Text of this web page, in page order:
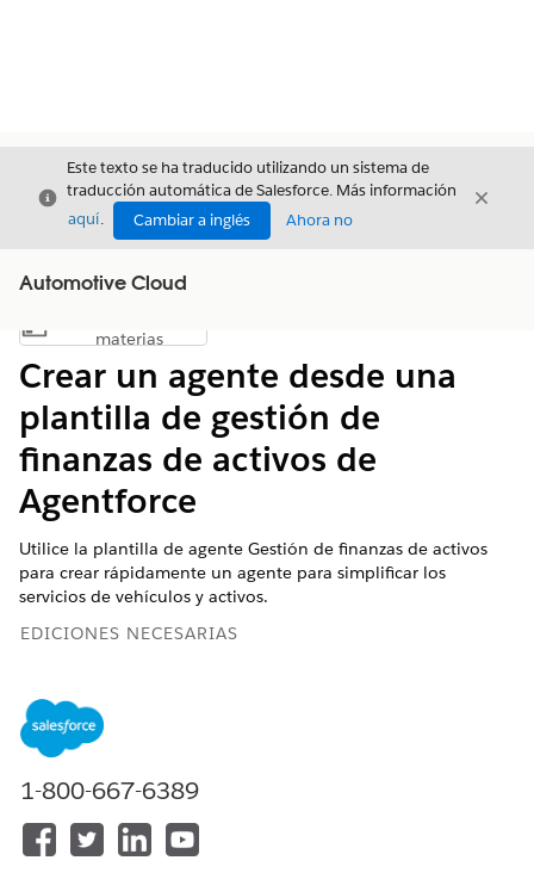
Cerrar
Este texto se ha traducido utilizando un sistema de
traducción automática de Salesforce. Más información
aquí. Cambiar a inglés Ahora no
Cerrar
Automotive Cloud
Mostrar índice de materias
materias
Crear un agente desde una
plantilla de gestión de
finanzas de activos de
Agentforce
Utilice la plantilla de agente Gestión de finanzas de activos
para crear rápidamente un agente para simplificar los
servicios de vehículos y activos.
EDICIONES NECESARIAS
Disponible en: Ediciones
Unlimited
1 Automotive Edition. Requiere que cada usuario tenga el
complemento Agentforce for Automotive para acceder a la
acción.
1-800-667-6389